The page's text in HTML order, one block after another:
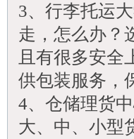
3、行李托运
走，怎么办？
且有很多安全
供包装服务，
4、仓储理货
大、中、小型